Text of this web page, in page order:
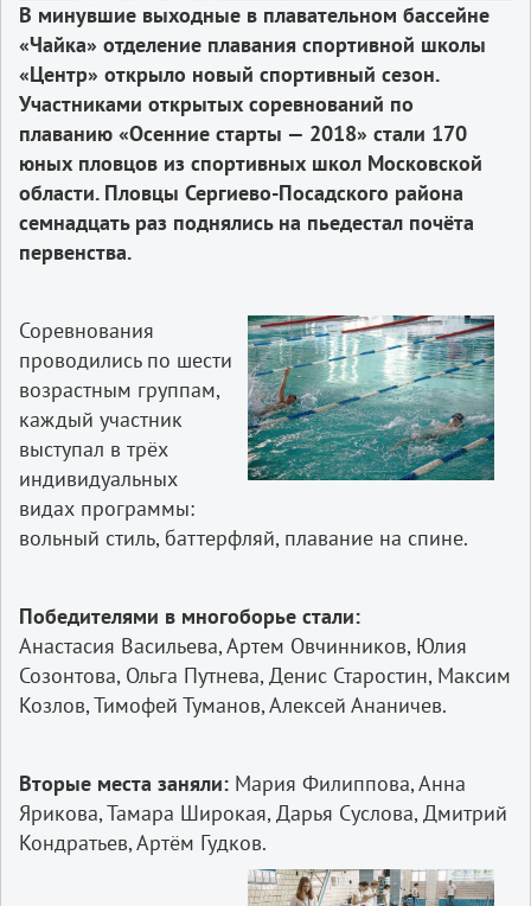
В минувшие выходные в плавательном бассейне
«Чайка» отделение плавания спортивной школы
«Центр» открыло новый спортивный сезон.
Участниками открытых соревнований по
плаванию «Осенние старты — 2018» стали 170
юных пловцов из спортивных школ Московской
области. Пловцы Сергиево-Посадского района
семнадцать раз поднялись на пьедестал почёта
первенства.
Соревнования
проводились по шести
возрастным группам,
каждый участник
выступал в трёх
индивидуальных
видах программы:
вольный стиль, баттерфляй, плавание на спине.
Победителями в многоборье стали:
Анастасия Васильева,Артем Овчинников, Юлия
Созонтова, Ольга Путнева, Денис Старостин, Максим
Козлов, Тимофей Туманов, Алексей Ананичев.
Вторые места заняли: Мария Филиппова, Анна
Ярикова, Тамара Широкая, Дарья Суслова, Дмитрий
Кондратьев, Артём Гудков.